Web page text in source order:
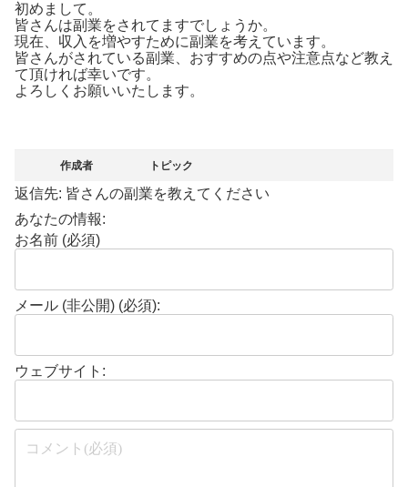
初めまして。
皆さんは副業をされてますでしょうか。
現在、収入を増やすために副業を考えています。
皆さんがされている副業、おすすめの点や注意点など教え
て頂ければ幸いです。
よろしくお願いいたします。
作成者 トピック
返信先: 皆さんの副業を教えてください
あなたの情報:
お名前 (必須)
メール (非公開) (必須):
ウェブサイト: